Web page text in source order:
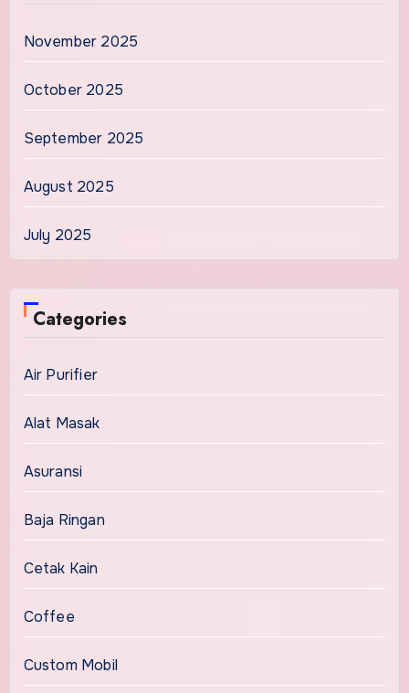
November 2025
October 2025
September 2025
August 2025
July 2025
Categories
Air Purifier
Alat Masak
Asuransi
Baja Ringan
Cetak Kain
Coffee
Custom Mobil